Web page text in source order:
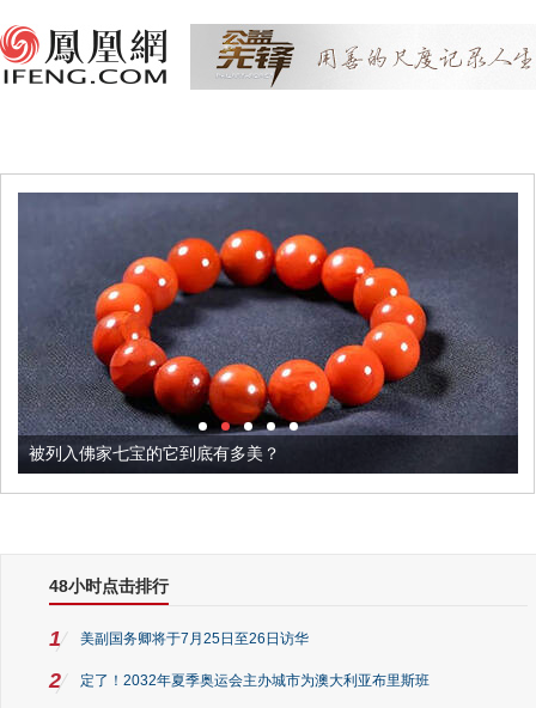
被列入佛家七宝的它到底有多美？
48小时点击排行
1 美副国务卿将于7月25日至26日访华
2 定了！2032年夏季奥运会主办城市为澳大利亚布里斯班